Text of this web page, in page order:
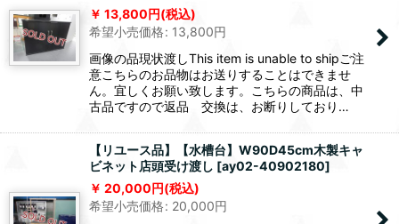
13,800円(税込)
希望小売価格: 13,800円
画像の品現状渡しThis item is unable to shipご注
意こちらのお品物はお送りすることはできませ
ん。宜しくお願い致します。こちらの商品は、中
古品ですので返品 交換は、お断りしており…
【リユース品】【水槽台】W90D45cm木製キャ
ビネット店頭受け渡し [ay02-40902180]
20,000円(税込)
希望小売価格: 20,000円